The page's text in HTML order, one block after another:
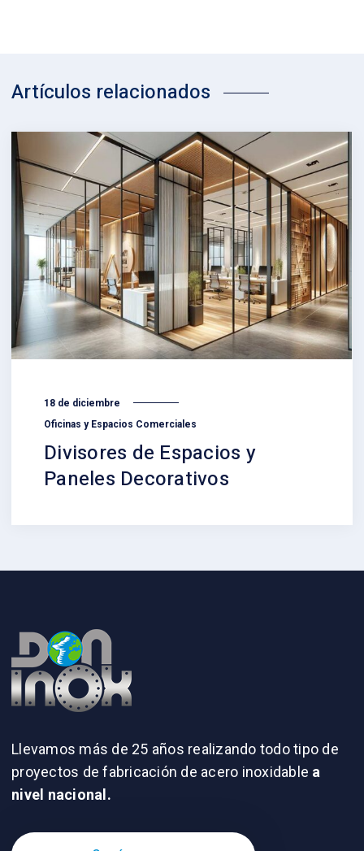
Artículos relacionados
18 de diciembre
Oficinas y Espacios Comerciales
Divisores de Espacios y
Paneles Decorativos
Llevamos más de 25 años realizando todo tipo de
proyectos de fabricación de acero inoxidable a
nivel nacional.